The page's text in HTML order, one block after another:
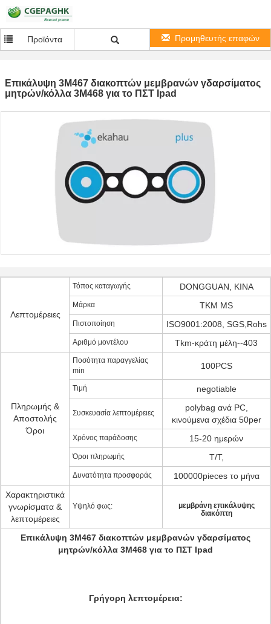
Προϊόντα Προμηθευτής επαφών
Επικάλυψη 3M467 διακοπτών μεμβρανών γδαρσίματος
μητρών/κόλλα 3M468 για το ΠΣΤ Ipad
Λεπτομέρειες
Τόπος καταγωγής DONGGUAN, ΚΙΝΑ
Μάρκα TKM MS
Πιστοποίηση ISO9001:2008, SGS,Rohs
Αριθμό μοντέλου Tkm-κράτη μέλη--403
Πληρωμής &
Αποστολής
Όροι
Ποσότητα παραγγελίας
min
100PCS
Τιμή negotiable
Συσκευασία λεπτομέρειες
polybag ανά PC,
κινούμενα σχέδια 50per
Χρόνος παράδοσης 15-20 ημερών
Όροι πληρωμής T/T,
Δυνατότητα προσφοράς
100000pieces το μήνα
Χαρακτηριστικά
γνωρίσματα &
λεπτομέρειες
Υψηλό φως:
μεμβράνη επικάλυψης
διακόπτη
Επικάλυψη 3M467 διακοπτών μεμβρανών γδαρσίματος
μητρών/κόλλα 3M468 για το ΠΣΤ Ipad
Γρήγορη λεπτομέρεια: